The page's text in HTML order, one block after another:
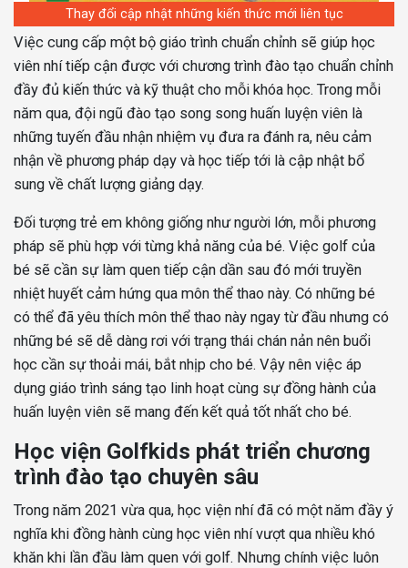
Thay đổi cập nhật những kiến thức mới liên tục
Việc cung cấp một bộ giáo trình chuẩn chỉnh sẽ giúp học
viên nhí tiếp cận được với chương trình đào tạo chuẩn chỉnh
đầy đủ kiến thức và kỹ thuật cho mỗi khóa học. Trong mỗi
năm qua, đội ngũ đào tạo song song huấn luyện viên là
những tuyến đầu nhận nhiệm vụ đưa ra đánh ra, nêu cảm
nhận về phương pháp dạy và học tiếp tới là cập nhật bổ
sung về chất lượng giảng dạy.
Đối tượng trẻ em không giống như người lớn, mỗi phương
pháp sẽ phù hợp với từng khả năng của bé. Việc golf của
bé sẽ cần sự làm quen tiếp cận dần sau đó mới truyền
nhiệt huyết cảm hứng qua môn thể thao này. Có những bé
có thể đã yêu thích môn thể thao này ngay từ đầu nhưng có
những bé sẽ dễ dàng rơi với trạng thái chán nản nên buổi
học cần sự thoải mái, bắt nhịp cho bé. Vậy nên việc áp
dụng giáo trình sáng tạo linh hoạt cùng sự đồng hành của
huấn luyện viên sẽ mang đến kết quả tốt nhất cho bé.
Học viện Golfkids phát triển chương
trình đào tạo chuyên sâu
Trong năm 2021 vừa qua, học viện nhí đã có một năm đầy ý
nghĩa khi đồng hành cùng học viên nhí vượt qua nhiều khó
khăn khi lần đầu làm quen với golf. Nhưng chính việc luôn